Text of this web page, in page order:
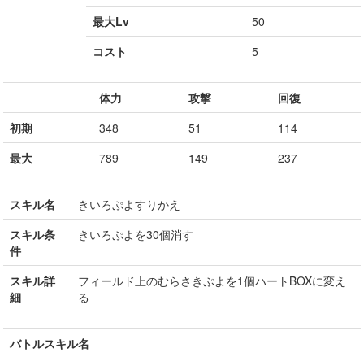
最大Lv
50
コスト
5
体力 攻撃
回復
初期
348 51
114
最大
789 149 237
スキル名
きいろぷよすりかえ
スキル条
件
きいろぷよを30個消す
スキル詳
細
フィールド上のむらさきぷよを1個ハートBOXに変え
る
バトルスキル名